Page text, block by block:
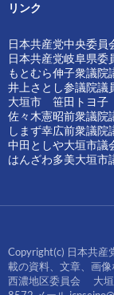
リンク
日本共産党中央委員
日本共産党岐阜県委
もとむら伸子衆議院
井上さとし参議院議
大垣市 笹田トヨ子
佐々木憲昭前衆議院
しまず幸広前衆議院
中田としや大垣市議
はんざわ多美大垣市
Copyright(c) 日本共産
載の資料、文章、画
西濃地区委員会 大